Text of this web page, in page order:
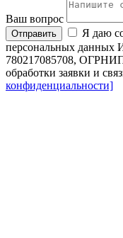
Ваш вопрос
Отправить
Я даю
персональных
780217085708,
обработки заявки и
конфиденциальности]